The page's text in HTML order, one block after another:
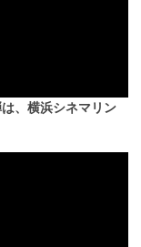
、横浜シネマリン